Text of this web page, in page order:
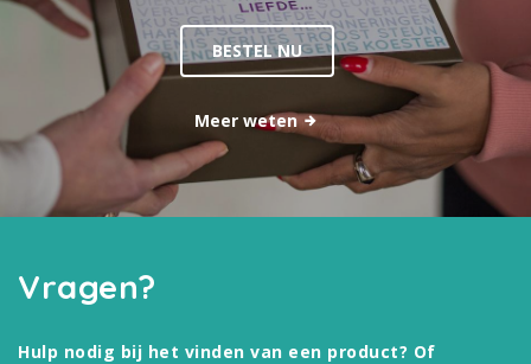
BESTEL NU
Meer weten
Vragen?
Hulp nodig bij het vinden van een product? Of